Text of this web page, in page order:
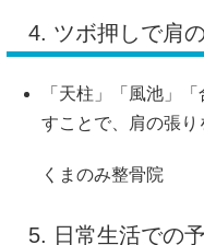
4. ツボ押しで肩
「天柱」「風池」
すことで、肩の張り
くまのみ整骨院
5. 日常生活での